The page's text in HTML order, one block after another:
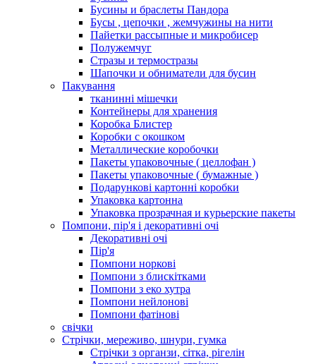
Бусины и браслеты Пандора
Бусы , цепочки , жемчужины на нити
Пайетки рассыпные и микробисер
Полужемчуг
Стразы и термостразы
Шапочки и обниматели для бусин
Пакування
тканинні мішечки
Контейнеры для хранения
Коробка Блистер
Коробки с окошком
Металлические коробочки
Пакеты упаковочные ( целлофан )
Пакеты упаковочные ( бумажные )
Подарункові картонні коробки
Упаковка картонна
Упаковка прозрачная и курьерские пакеты
Помпони, пір'я і декоративні очі
Декоративні очі
Пір'я
Помпони норкові
Помпони з блискітками
Помпони з еко хутра
Помпони нейлонові
Помпони фатінові
свічки
Стрічки, мереживо, шнури, гумка
Стрічки з органзи, сітка, рігелін